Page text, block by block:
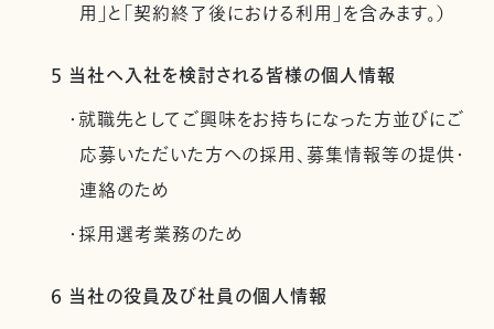
用」と「契約終了後における利用」を含みます。）
5 当社へ入社を検討される皆様の個人情報
・就職先としてご興味をお持ちになった方並びにご
応募いただいた方への採用、募集情報等の提供・
連絡のため
・採用選考業務のため
6 当社の役員及び社員の個人情報